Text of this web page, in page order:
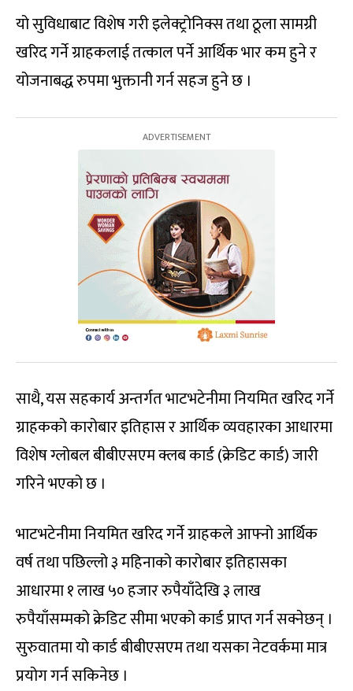
यो सुविधाबाट विशेष गरी इलेक्ट्रोनिक्स तथा ठूला सामग्री
खरिद गर्ने ग्राहकलाई तत्काल पर्ने आर्थिक भार कम हुने र
योजनाबद्ध रुपमा भुक्तानी गर्न सहज हुने छ ।
साथै, यस सहकार्य अन्तर्गत भाटभटेनीमा नियमित खरिद गर्ने
ग्राहकको कारोबार इतिहास र आर्थिक व्यवहारका आधारमा
विशेष ग्लोबल बीबीएसएम क्लब कार्ड (क्रेडिट कार्ड) जारी
गरिने भएको छ ।
भाटभटेनीमा नियमित खरिद गर्ने ग्राहकले आफ्नो आर्थिक
वर्ष तथा पछिल्लो ३ महिनाको कारोबार इतिहासका
आधारमा १ लाख ५० हजार रुपैयाँदेखि ३ लाख
रुपैयाँसम्मको क्रेडिट सीमा भएको कार्ड प्राप्त गर्न सक्नेछन् ।
सुरुवातमा यो कार्ड बीबीएसएम तथा यसका नेटवर्कमा मात्र
प्रयोग गर्न सकिनेछ ।